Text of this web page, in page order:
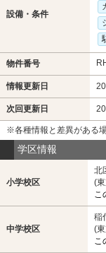
設備・条件
物件番号
情報更新日
次回更新日
※各種情報と差異がある
学区情報
小学校区
北
(
こ
中学校区
稲
(
こ